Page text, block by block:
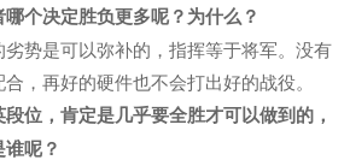
个决定胜负更多呢？为什么？
势是可以弥补的，指挥等于将军。没有
，再好的硬件也不会打出好的战役。
位，肯定是几乎要全胜才可以做到的，
呢？